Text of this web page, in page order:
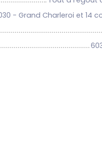
- Grand Charleroi et 14